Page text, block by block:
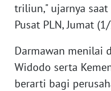
triliun," ujarnya
Pusat PLN, Jumat
Darmawan menilai
Widodo serta
berarti bagi
WN
NTT
WN
KEPRI